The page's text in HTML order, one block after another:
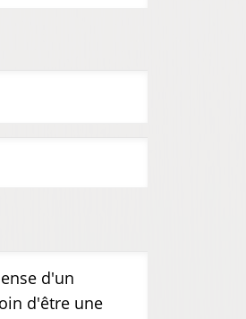
d'un
d'être une